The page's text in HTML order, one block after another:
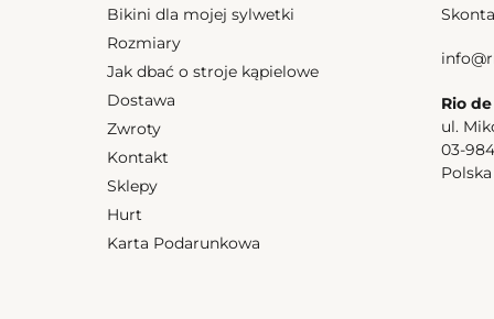
Bikini dla mojej sylwetki
Rozmiary
Jak dbać o stroje kąpielowe
Dostawa
Zwroty
Kontakt
Sklepy
Hurt
Karta Podarunkowa
Rio
ul.
03-
Polska